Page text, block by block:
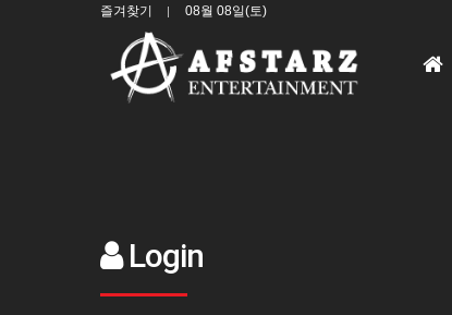
즐겨찾기 08월 08일(토)
홈
Login